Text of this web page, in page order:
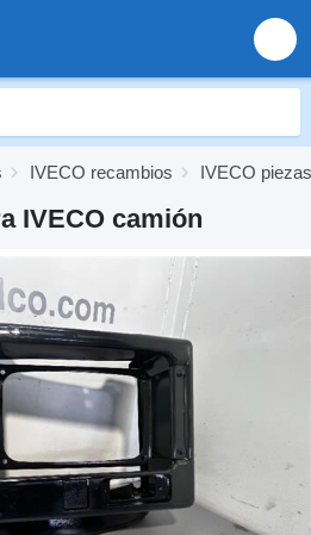
IVECO recambios IVECO
IVECO camión